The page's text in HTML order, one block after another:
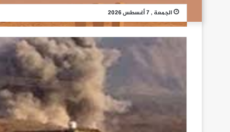
الجمعة , 7 أغسطس 2026